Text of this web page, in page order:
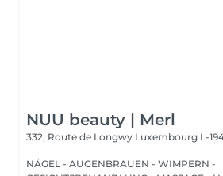
NUU beauty | Merl
332, Route de Longwy Luxembourg L-
NÄGEL - AUGENBRAUEN - WIMPERN -